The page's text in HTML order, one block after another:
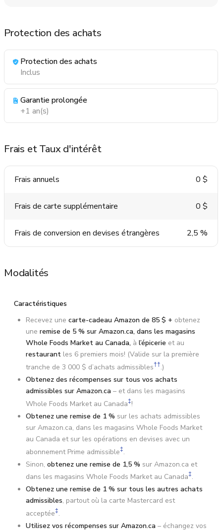
Protection des achats
Protection des achats
Inclus
Garantie prolongée
+1 an(s)
Frais et Taux d'intérêt
Frais annuels 0 $
Frais de carte supplémentaire 0 $
Frais de conversion en devises étrangères 2,5 %
Modalités
Caractéristiques
Recevez une carte-cadeau Amazon de 85 $ + obtenez
une remise de 5 % sur Amazon.ca, dans les magasins
Whole Foods Market au Canada, à l’épicerie et au
restaurant les 6 premiers mois! (Valide sur la première
tranche de 3 000 $ d’achats admissibles††.)
Obtenez des récompenses sur tous vos achats
admissibles sur Amazon.ca – et dans les magasins
Whole Foods Market au Canada‡!
Obtenez une remise de 1 % sur les achats admissibles
sur Amazon.ca, dans les magasins Whole Foods Market
au Canada et sur les opérations en devises avec un
abonnement Prime admissible‡.
Sinon, obtenez une remise de 1,5 % sur Amazon.ca et
dans les magasins Whole Foods Market au Canada‡.
Obtenez une remise de 1 % sur tous les autres achats
admissibles, partout où la carte Mastercard est
acceptée‡.
Utilisez vos récompenses sur Amazon.ca – échangez vos